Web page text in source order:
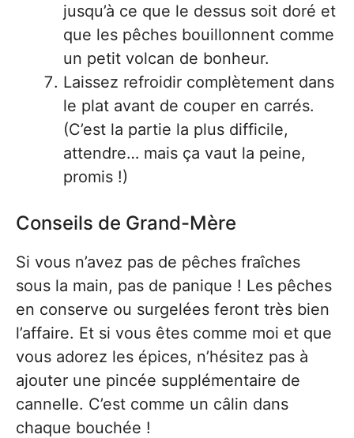
jusqu’à ce que le dessus soit doré et
que les pêches bouillonnent comme
un petit volcan de bonheur.
Laissez refroidir complètement dans
le plat avant de couper en carrés.
(C’est la partie la plus difficile,
attendre… mais ça vaut la peine,
promis !)
Conseils de Grand-Mère
Si vous n’avez pas de pêches fraîches
sous la main, pas de panique ! Les pêches
en conserve ou surgelées feront très bien
l’affaire. Et si vous êtes comme moi et que
vous adorez les épices, n’hésitez pas à
ajouter une pincée supplémentaire de
cannelle. C’est comme un câlin dans
chaque bouchée !